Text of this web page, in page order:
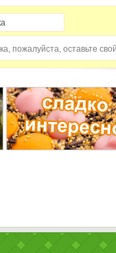
пожалуйста, оставьте